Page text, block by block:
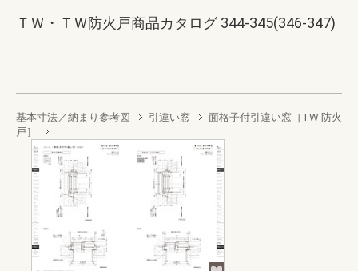
ＴＷ・ＴＷ防火戸商品カタログ 344-345(346-347)
基本寸法／納まり参考図 引違い窓
面格子付引違い窓［TW 防火
戸］